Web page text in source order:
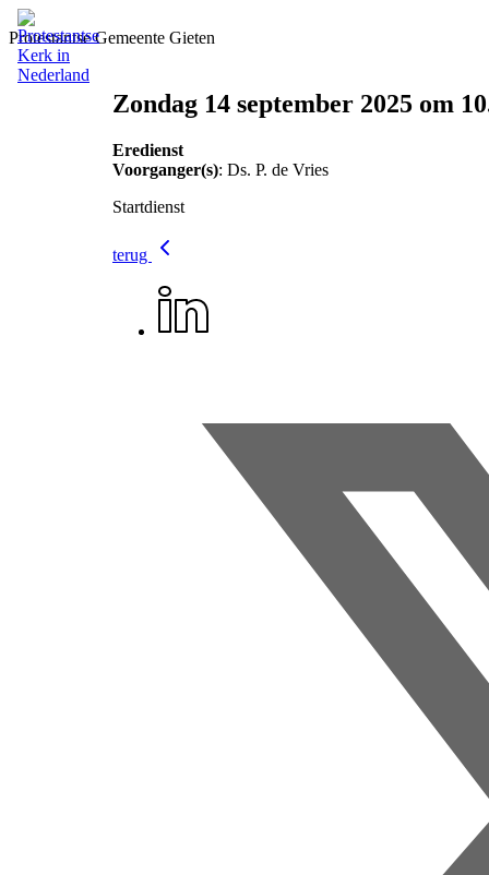
Protestantse Gemeente Gieten
Zondag 14 september 2025 om
Eredienst
Voorganger(s): Ds. P. de Vries
Startdienst
terug